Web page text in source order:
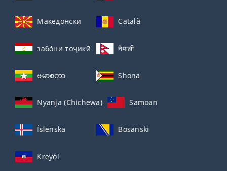
Македонски Català
забо́ни тоҷикӣ́ नेपाली
ဗမာစကာ Shona
Nyanja (Chichewa) Samoan
Íslenska Bosanski
Kreyòl